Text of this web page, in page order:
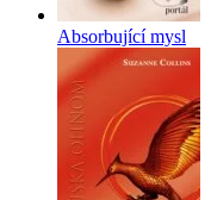
Absorbující mysl